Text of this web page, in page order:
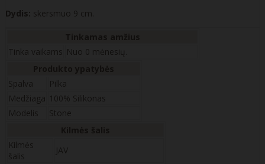
Dydis: skersmuo 9 cm.
Tinka vaikams Nuo 0 mėnesių.
Spalva
Pilka
Medžiaga 100% Silikonas
Modelis
Stone
Kilmės
šalis
JAV